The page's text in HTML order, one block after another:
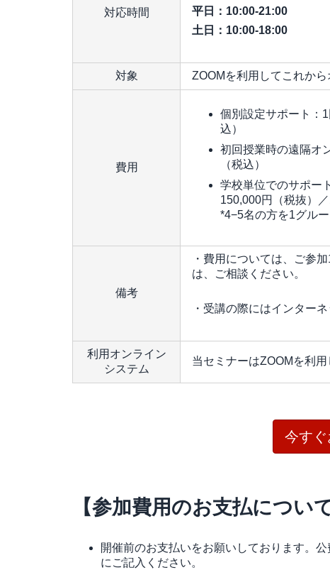
対応時間
平日：10:00-21:00
土日：10:00-18:00
対象 ZOOMを利用してこれか
費用
個別設定サポート：
込）
初回授業時の遠隔オ
（税込）
学校単位でのサポ
150,000円（税抜）
*4−5名の方を1グル
備考
・費用については、ご参
は、ご相談ください。
・受講の際にはインター
利用オンライン
システム
当セミナーはZOOMを利用
今す
【参加費用のお支払について
開催前のお支払いをお願いしております。
にご記入ください。